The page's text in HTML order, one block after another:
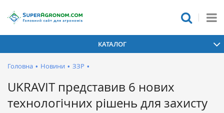
КАТАЛОГ
Головна • Новини • ЗЗР •
UKRAVIT представив 6 нових
технологічних рішень для захисту